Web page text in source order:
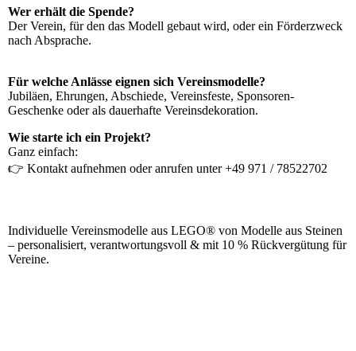
Wer erhält die Spende?
Der Verein, für den das Modell gebaut wird, oder ein Förderzweck
nach Absprache.
Für welche Anlässe eignen sich Vereinsmodelle?
Jubiläen, Ehrungen, Abschiede, Vereinsfeste, Sponsoren-
Geschenke oder als dauerhafte Vereinsdekoration.
Wie starte ich ein Projekt?
Ganz einfach:
👉 Kontakt aufnehmen oder anrufen unter +49 971 / 78522702
Individuelle Vereinsmodelle aus LEGO® von Modelle aus Steinen
– personalisiert, verantwortungsvoll & mit 10 % Rückvergütung für
Vereine.